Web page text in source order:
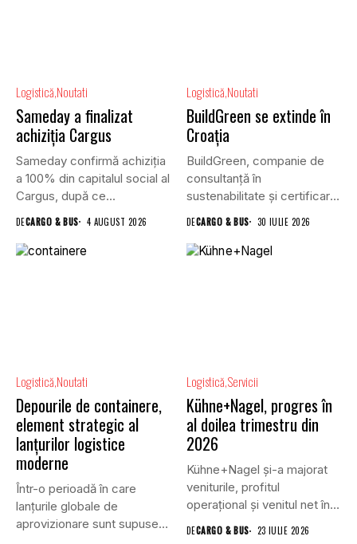
Logistică Noutati
Sameday a finalizat
achiziția Cargus
Sameday confirmă achiziția
a 100% din capitalul social al
Cargus, după ce...
DECARGO & BUS 4 AUGUST 2026
Logistică Noutati
BuildGreen se extinde în
Croația
BuildGreen, companie de
consultanță în
sustenabilitate și certificare
DECARGO & BUS 30 IULIE 2026
Logistică Noutati
Depourile de containere,
element strategic al
lanțurilor logistice
moderne
Într-o perioadă în care
lanțurile globale de
aprovizionare sunt supuse
Logistică Servicii
Kühne+Nagel, progres în
al doilea trimestru din
2026
Kühne+Nagel și-a majorat
veniturile, profitul
operațional și venitul net în
al doilea...
DECARGO & BUS 23 IULIE 2026